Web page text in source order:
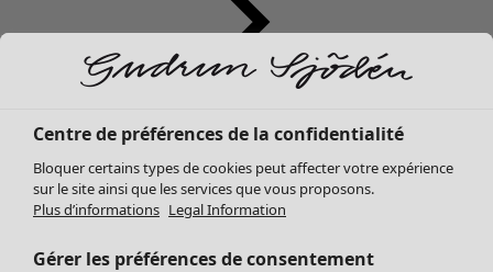
Vêtements
Nouveautés
Tous les vêtements
Robes
Tuniques
Centre de préférences de la confidentialité
Bloquer certains types de cookies peut affecter votre expérience
sur le site ainsi que les services que vous proposons.
Plus d’informations Legal Information
Gérer les préférences de consentement